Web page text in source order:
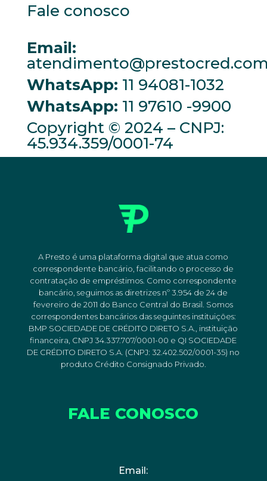
Fale conosco
Email:
WhatsApp: 11 94081-1032
WhatsApp: 11 97610 -9900
Copyright © 2024 – CNPJ:
45.934.359/0001-74
A Presto é uma plataforma digital que atua como
correspondente bancário, facilitando o processo de
contratação de empréstimos. Como correspondente
bancário, seguimos as diretrizes nº 3.954 de 24 de
fevereiro de 2011 do Banco Central do Brasil. Somos
correspondentes bancários das seguintes instituições:
BMP SOCIEDADE DE CRÉDITO DIRETO S.A., instituição
financeira, CNPJ 34.337.707/0001-00 e QI SOCIEDADE
DE CRÉDITO DIRETO S.A. (CNPJ: 32.402.502/0001-35) no
produto Crédito Consignado Privado.
FALE CONOSCO
Email: